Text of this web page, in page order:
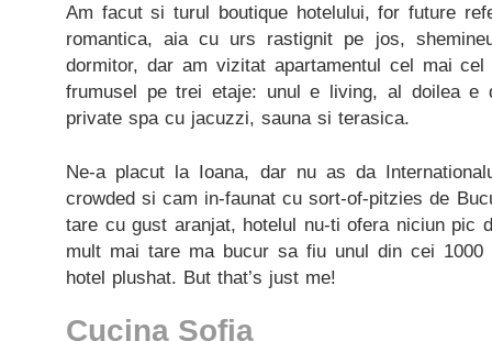
Am facut si turul boutique hotelului, for future
romantica, aia cu urs rastignit pe jos,
dormitor, dar am vizitat apartamentul cel mai
frumusel pe trei etaje: unul e living, al doilea e
private spa cu jacuzzi, sauna si terasica.
Ne-a placut la Ioana, dar nu as da
crowded si cam in-faunat cu sort-of-pitzies de
tare cu gust aranjat, hotelul nu-ti ofera niciun pic
mult mai tare ma bucur sa fiu unul din cei 1000
hotel plushat. But that’s just me!
Cucina Sofia